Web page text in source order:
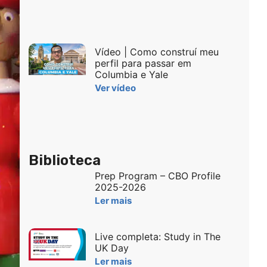
Vídeo | Como construí meu
perfil para passar em
Columbia e Yale
Ver vídeo
Biblioteca
Prep Program – CBO Profile
2025-2026
Ler mais
Live completa: Study in The
UK Day
Ler mais